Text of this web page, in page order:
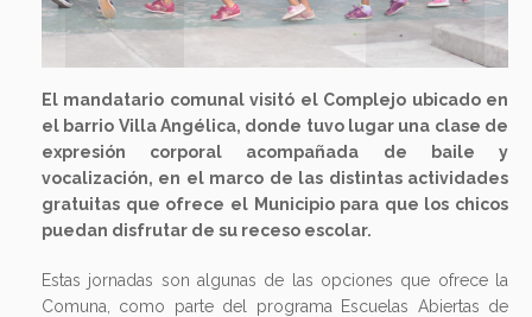
El mandatario comunal visitó el Complejo ubicado en
el barrio Villa Angélica, donde tuvo lugar una clase de
expresión corporal acompañada de baile y
vocalización, en el marco de las distintas actividades
gratuitas que ofrece el Municipio para que los chicos
puedan disfrutar de su receso escolar.
Estas jornadas son algunas de las opciones que ofrece la
Comuna, como parte del programa Escuelas Abiertas de